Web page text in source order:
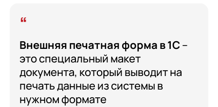
Внешняя печатная форма в 1С–
это специальный макет
документа, который выводит на
печать данные из системы в
нужном формате